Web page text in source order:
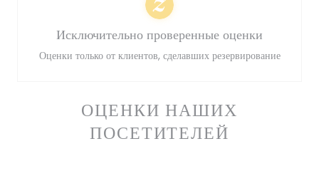
ОЦЕНКИ НАШИХ
ПОСЕТИТЕЛЕЙ
Исключительно проверенные оценки
Оценки только от клиентов, сделавших резервирование